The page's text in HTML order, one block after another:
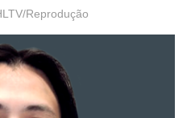
Reprodução